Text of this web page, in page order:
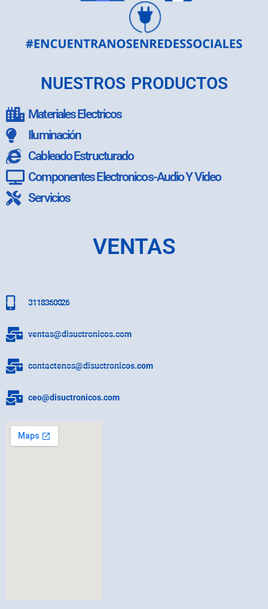
NUESTROS PRODUCTOS
Materiales Electricos
Iluminación
Cableado Estructurado
Componentes Electronicos-Audio Y Video
Servicios
VENTAS
3118360026
ventas@disuctronicos.com
contactenos@disuctronicos.com
ceo@disuctronicos.com